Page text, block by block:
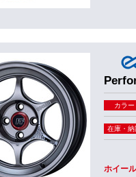
カラー
在庫・納
ホイー